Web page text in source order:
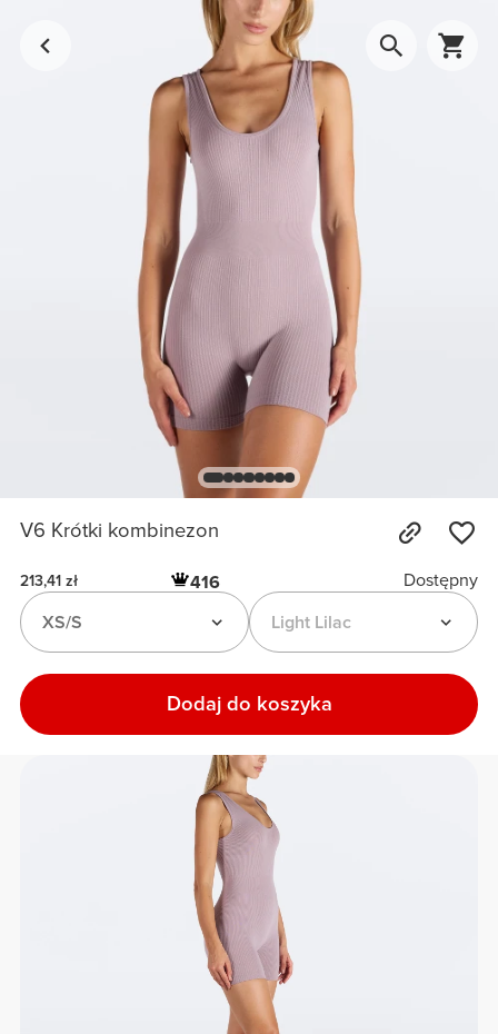
V6 Krótki kombinezon
213,41 zł 416
Dostępny
Light Lilac
XS/S
Dodaj do koszyka